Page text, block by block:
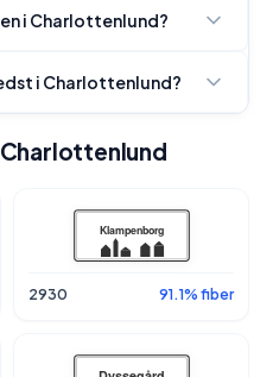
i Charlottenlund?
i Charlottenlund?
2930 91.1% fiber